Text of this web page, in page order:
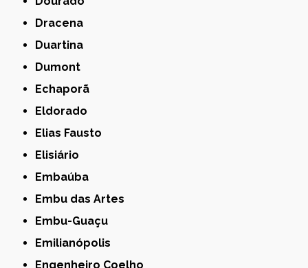
Dracena
Duartina
Dumont
Echaporã
Eldorado
Elias Fausto
Elisiário
Embaúba
Embu das Artes
Embu-Guaçu
Emilianópolis
Engenheiro Coelho